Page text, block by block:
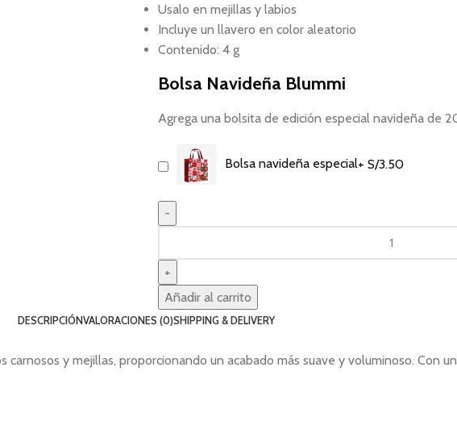
Usalo en mejillas y labios
Incluye un llavero en color aleatorio
Contenido: 4 g
Bolsa Navideña Blummi
Agrega una bolsita de edición especial navideña de
Bolsa navideña especial+ S/3.50
Añadir al carrito
DESCRIPCIÓNVALORACIONES (0)SHIPPING & DELIVERY
y mejillas, proporcionando un acabado más suave y voluminoso. Con